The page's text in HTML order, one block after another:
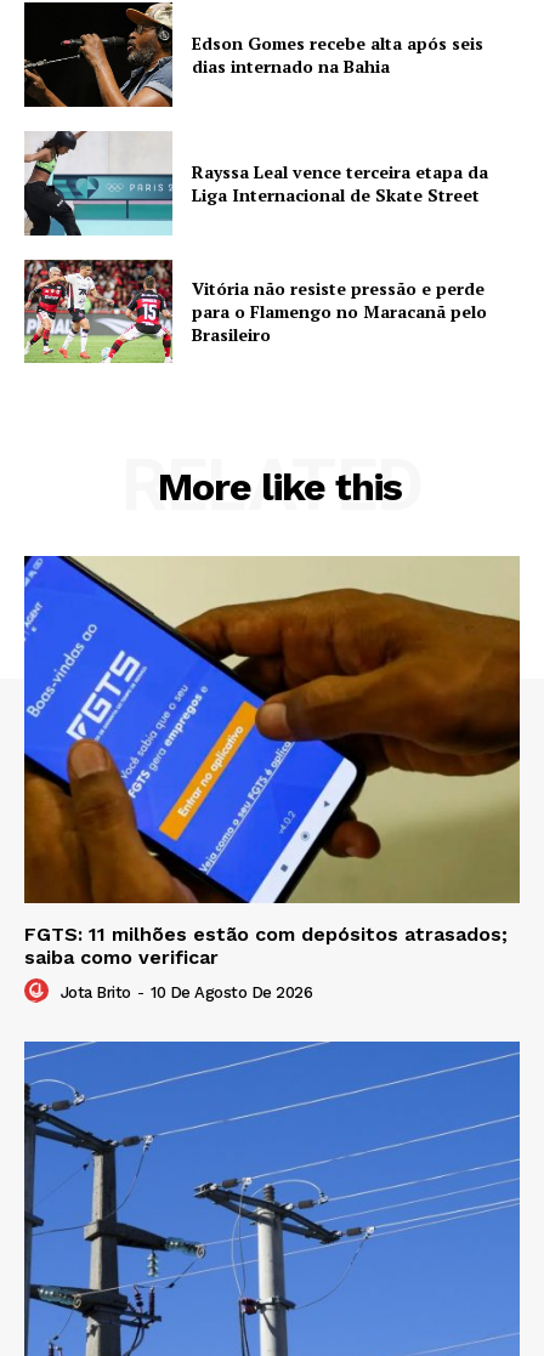
Edson Gomes recebe alta após seis
dias internado na Bahia
Rayssa Leal vence terceira etapa da
Liga Internacional de Skate Street
Vitória não resiste pressão e perde
para o Flamengo no Maracanã pelo
Brasileiro
More like this
RELATED
FGTS: 11 milhões estão com depósitos atrasados;
saiba como verificar
Jota Brito - 10 De Agosto De 2026